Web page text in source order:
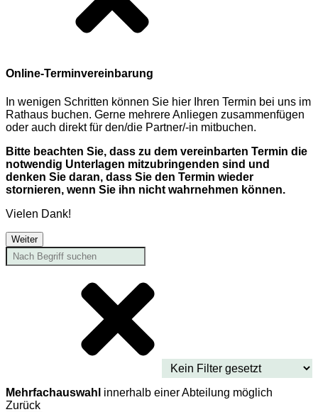
Online-Terminvereinbarung
In wenigen Schritten können Sie hier Ihren Termin bei uns im
Rathaus buchen. Gerne mehrere Anliegen zusammenfügen
oder auch direkt für den/die Partner/-in mitbuchen.
Bitte beachten Sie, dass zu dem vereinbarten Termin die
notwendig Unterlagen mitzubringenden sind und
denken Sie daran, dass Sie den Termin wieder
stornieren, wenn Sie ihn nicht wahrnehmen können.
Vielen Dank!
Weiter
Mehrfachauswahl innerhalb einer Abteilung möglich
Zurück